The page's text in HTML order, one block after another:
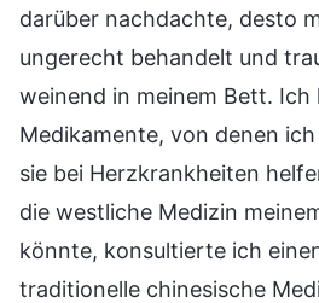
darüber nachdachte, desto
ungerecht behandelt und
weinend in meinem Bett.
Medikamente, von denen
sie bei Herzkrankheiten
die westliche Medizin
könnte, konsultierte ich
traditionelle chinesische